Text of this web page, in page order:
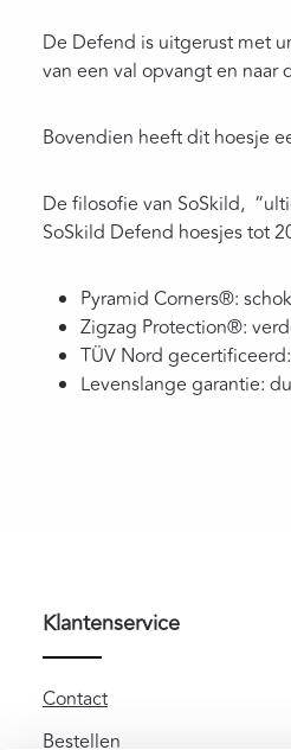
De Defend is uitgerust met
van een val opvangt en
Bovendien heeft dit hoesje
De filosofie van SoSkild,
SoSkild Defend hoesjes tot
Pyramid Corners®:
Zigzag Protection®:
TÜV Nord
Levenslange garantie:
Klantenservice
Contact
Bestellen